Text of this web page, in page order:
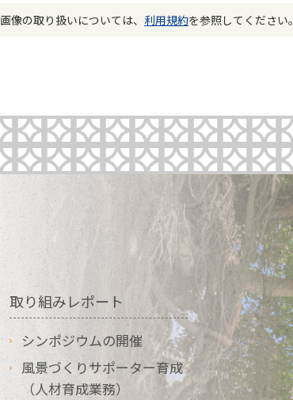
画像の取り扱いについては、 利用規約を参照してください。
取り組みレポート
シンポジウムの開催
風景づくりサポーター育成
（人材育成業務）